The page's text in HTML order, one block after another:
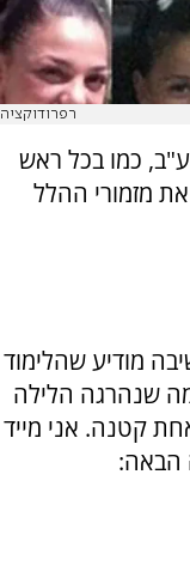
רפרודוקציה
כמו בכל ראש
מזמורי ההלל
מודיע שהלימוד
שנהרגה הלילה
קטנה. אני מייד
הבאה: